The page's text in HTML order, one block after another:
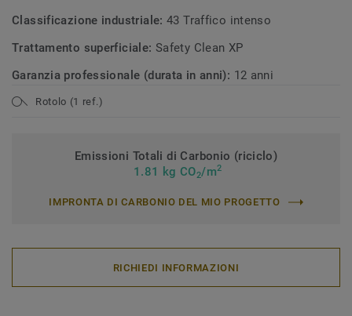
Classificazione industriale:43 Traffico intenso
Trattamento superficiale: Safety Clean XP
Garanzia professionale (durata in anni): 12 anni
Rotolo (1 ref.)
Emissioni Totali di Carbonio (riciclo)
1.81 kg CO2/m2
IMPRONTA DI CARBONIO DEL MIO PROGETTO
RICHIEDI INFORMAZIONI